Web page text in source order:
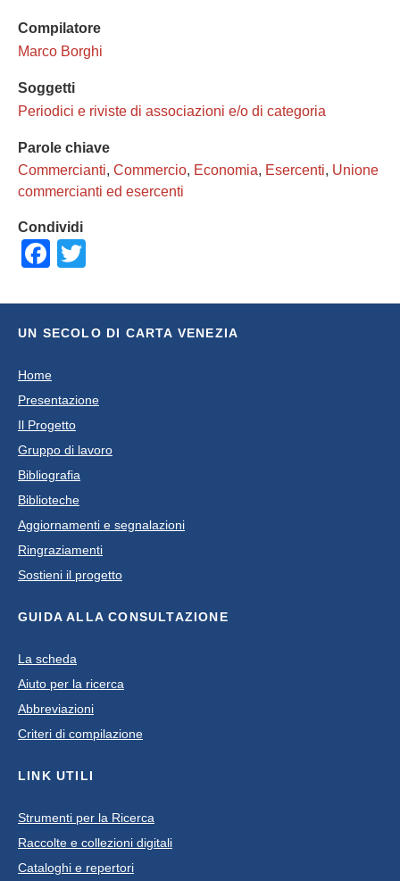
Compilatore
Marco Borghi
Soggetti
Periodici e riviste di associazioni e/o di categoria
Parole chiave
Commercianti, Commercio, Economia, Esercenti, Unione
commercianti ed esercenti
Condividi
Facebook
UN SECOLO DI CARTA VENEZIA
Home
Presentazione
Il Progetto
Gruppo di lavoro
Bibliografia
Biblioteche
Aggiornamenti e segnalazioni
Ringraziamenti
Sostieni il progetto
GUIDA ALLA CONSULTAZIONE
La scheda
Aiuto per la ricerca
Abbreviazioni
Criteri di compilazione
LINK UTILI
Strumenti per la Ricerca
Raccolte e collezioni digitali
Cataloghi e repertori